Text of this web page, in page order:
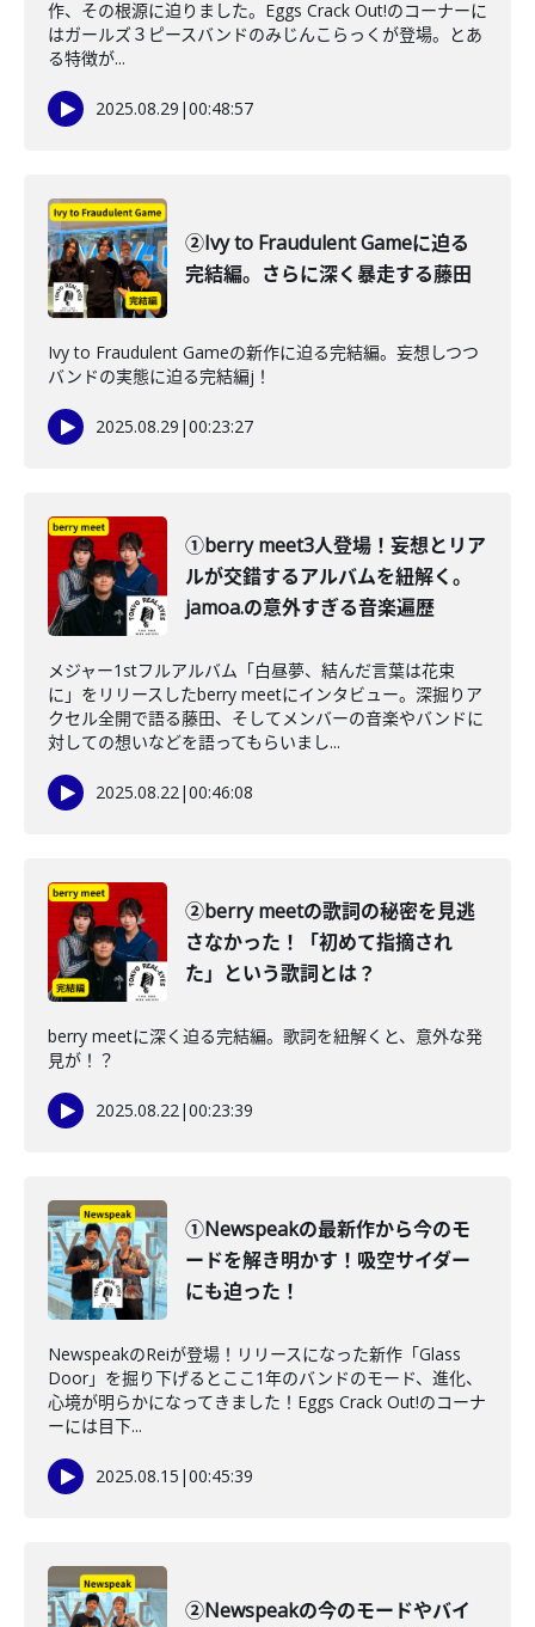
作、その根源に迫りました。Eggs Crack Out!のコーナーに
はガールズ３ピースバンドのみじんこらっくが登場。とあ
る特徴が...
2025.08.29 |00:48:57
②Ivy to Fraudulent Gameに迫る
完結編。さらに深く暴走する藤田
Ivy to Fraudulent Gameの新作に迫る完結編。妄想しつつ
バンドの実態に迫る完結編j！
2025.08.29 |00:23:27
①berry meet3人登場！妄想とリア
ルが交錯するアルバムを紐解く。
jamoa.の意外すぎる音楽遍歴
メジャー1stフルアルバム「白昼夢、結んだ言葉は花束
に」をリリースしたberry meetにインタビュー。深掘りア
クセル全開で語る藤田、そしてメンバーの音楽やバンドに
対しての想いなどを語ってもらいまし...
2025.08.22|00:46:08
②berry meetの歌詞の秘密を見逃
さなかった！「初めて指摘され
た」という歌詞とは？
berry meetに深く迫る完結編。歌詞を紐解くと、意外な発
見が！？
2025.08.22|00:23:39
①Newspeakの最新作から今のモ
ードを解き明かす！吸空サイダー
にも迫った！
NewspeakのReiが登場！リリースになった新作「Glass
Door」を掘り下げるとここ1年のバンドのモード、進化、
心境が明らかになってきました！Eggs Crack Out!のコーナ
ーには目下...
2025.08.15 |00:45:39
②Newspeakの今のモードやバイ